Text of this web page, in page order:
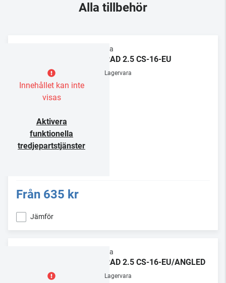
Alla tillbehör
Innehållet kan inte
visas
Aktivera
funktionella
tredjepartstjänster
Supra
LORAD 2.5 CS-16-EU
Lagervara
Från 635 kr
Jämför
Supra
LORAD 2.5 CS-16-EU/ANGLED
Lagervara